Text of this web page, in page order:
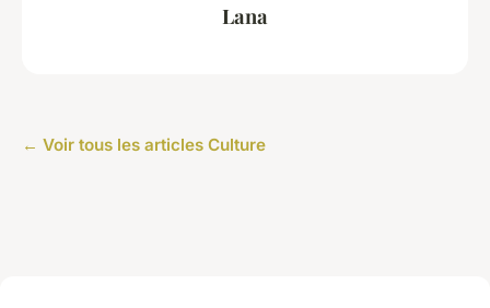
Lana
← Voir tous les articles Culture